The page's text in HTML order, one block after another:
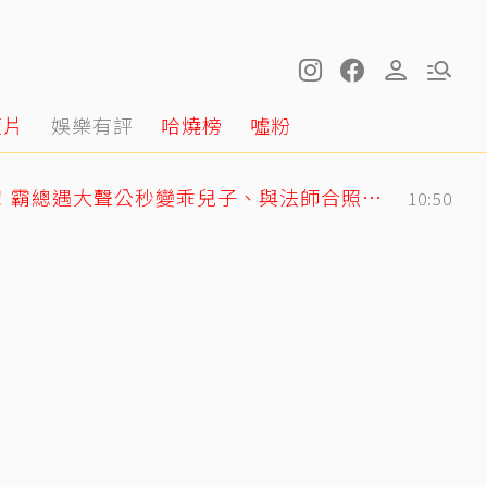
娛樂有評 哈燒榜 噓粉
GD私下反差萌藏不住！霸總遇大聲公秒變乖兒子、與法師合照掀網暴動 10:50